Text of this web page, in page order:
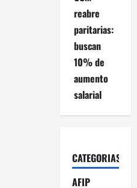
reabre
paritarias:
buscan
10% de
aumento
salarial
CATEGORIAS
AFIP